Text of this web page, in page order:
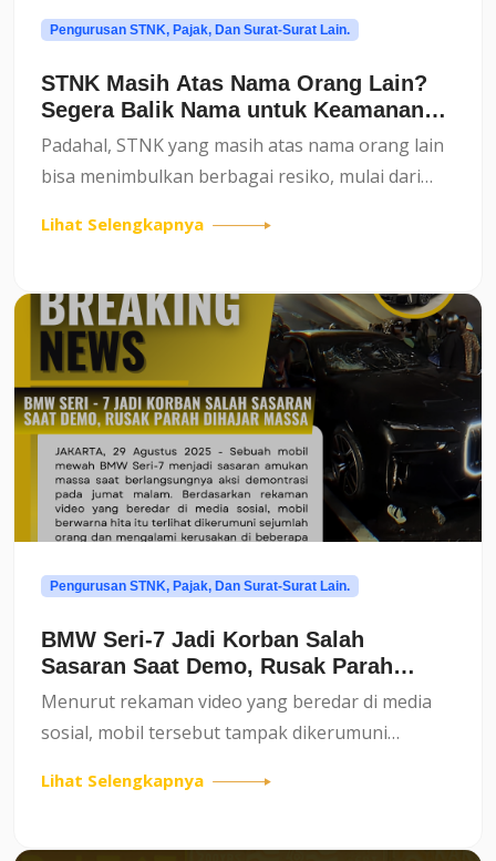
Pengurusan STNK, Pajak, Dan Surat-Surat Lain.
STNK Masih Atas Nama Orang Lain?
Segera Balik Nama untuk Keamanan
dan Kenyamanan
Padahal, STNK yang masih atas nama orang lain
bisa menimbulkan berbagai resiko, mulai dari
saat mengurus administrasi di kemudian
Lihat Selengkapnya
Pengurusan STNK, Pajak, Dan Surat-Surat Lain.
BMW Seri-7 Jadi Korban Salah
Sasaran Saat Demo, Rusak Parah
Dihajar Massa
Menurut rekaman video yang beredar di media
sosial, mobil tersebut tampak dikerumuni
diduga melampiaskan emosinya dengan merusak
Lihat Selengkapnya